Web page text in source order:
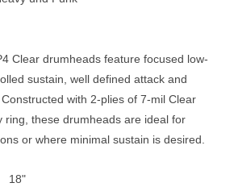
Clear drumheads feature focused low-
sustain, well defined attack and
with 2-plies of 7-mil Clear
ring, these drumheads are ideal for
or where minimal sustain is desired.
18"